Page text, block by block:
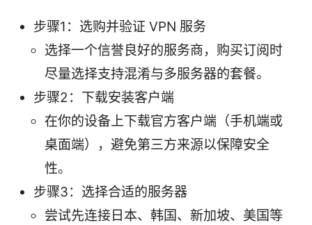
步骤1：选购并验证 VPN 服务
选择一个信誉良好的服务商，购买订阅时
尽量选择支持混淆与多服务器的套餐。
步骤2：下载安装客户端
在你的设备上下载官方客户端（手机端或
桌面端），避免第三方来源以保障安全
性。
步骤3：选择合适的服务器
尝试先连接日本、韩国、新加坡、美国等